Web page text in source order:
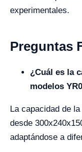
experimentales.
Preguntas
¿Cuál es la
modelos
La capacidad de
desde
adaptándose a